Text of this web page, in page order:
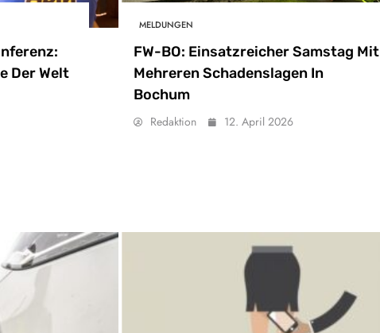
Der Welt
MELDUNGEN
FW-BO: Einsatzreicher Samstag Mit
Mehreren Schadenslagen In
Bochum
Redaktion 12. April 2026